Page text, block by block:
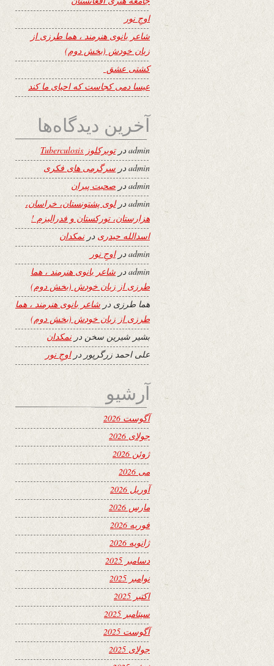
اوجِ نور
شاعر بانوی هنرمند ، هما طرزی از
زبان خودش (بخش دوم)
کشتی عشق
عیسا دمی کجاست که احیای ما کند
آخرین دیدگاه‌ها
adminدرتوبرکلوز Tuberculosis
admin در سرگرمی های فکری
admin در صحبت پیران
adminدرلوی پشتونستان، خراسان،
هزارستان، تورکستان و فدرالیزم !
اسدالله حیدری درنمکدان
adminدراوجِ نور
adminدر شاعر بانوی هنرمند ، هما
طرزی از زبان خودش (بخش دوم)
هما طرزی در شاعر بانوی هنرمند ، هما
طرزی از زبان خودش (بخش دوم)
بشیر شیرین سخن درنمکدان
علی احمد زرگرپور دراوجِ نور
آرشیو
آگوست 2026
جولای 2026
ژوئن 2026
می 2026
آوریل 2026
مارس 2026
فوریه 2026
ژانویه 2026
دسامبر 2025
نوامبر 2025
اکتبر 2025
سپتامبر 2025
آگوست 2025
جولای 2025